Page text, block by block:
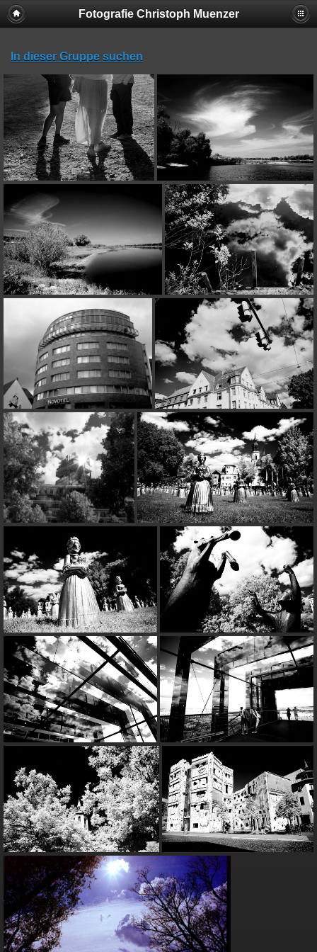
Fotografie Christoph Muenzer
In dieser Gruppe suchen